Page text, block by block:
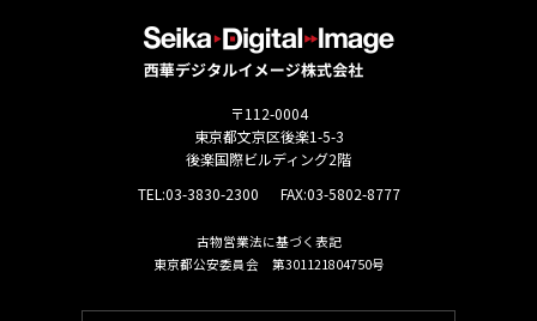
〒112-0004
東京都文京区後楽1-5-3
後楽国際ビルディング2階
TEL:03-3830-2300 FAX:03-5802-8777
古物営業法に基づく表記
東京都公安委員会 第301121804750号